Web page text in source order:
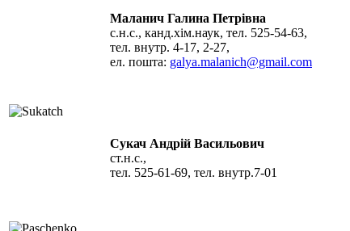
Маланич Галина Петрівна
c.н.с., канд.хім.наук, тел. 525-54-63,
тел. внутр. 4-17, 2-27,
ел. пошта: galya.malanich@gmail.com
Сукач Андрій Васильович
ст.н.с.,
тел. 525-61-69, тел. внутр.7-01